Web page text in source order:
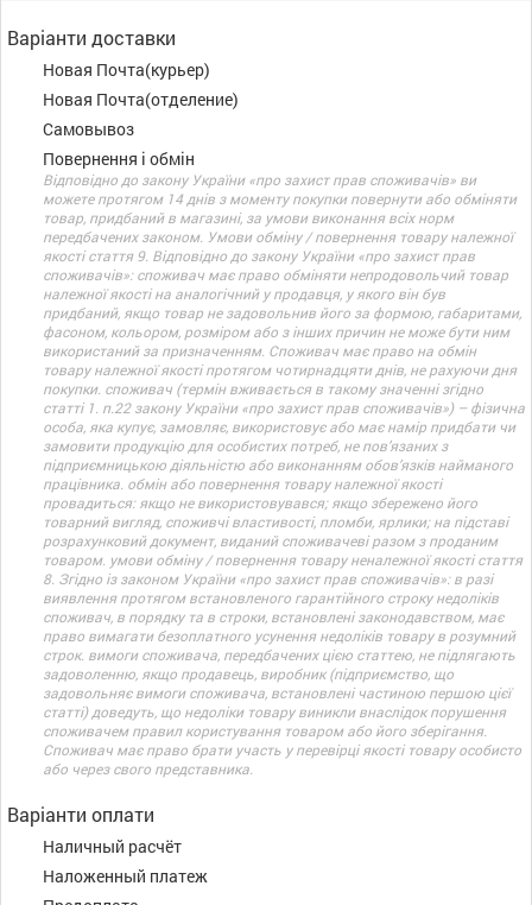
Варіанти доставки
Новая Почта(курьер)
Новая Почта(отделение)
Самовывоз
Повернення і обмін
Відповідно до закону України «про захист прав споживачів» ви
можете протягом 14 днів з моменту покупки повернути або обміняти
товар, придбаний в магазині, за умови виконання всіх норм
передбачених законом. Умови обміну / повернення товару належної
якості стаття 9. Відповідно до закону України «про захист прав
споживачів»: споживач має право обміняти непродовольчий товар
належної якості на аналогічний у продавця, у якого він був
придбаний, якщо товар не задовольнив його за формою, габаритами,
фасоном, кольором, розміром або з інших причин не може бути ним
використаний за призначенням. Споживач має право на обмін
товару належної якості протягом чотирнадцяти днів, не рахуючи дня
покупки. споживач (термін вживається в такому значенні згідно
статті 1. п.22 закону України «про захист прав споживачів») – фізична
особа, яка купує, замовляє, використовує або має намір придбати чи
замовити продукцію для особистих потреб, не пов’язаних з
підприємницькою діяльністю або виконанням обов’язків найманого
працівника. обмін або повернення товару належної якості
провадиться: якщо не використовувався; якщо збережено його
товарний вигляд, споживчі властивості, пломби, ярлики; на підставі
розрахунковий документ, виданий споживачеві разом з проданим
товаром. умови обміну / повернення товару неналежної якості стаття
8. Згідно із законом України «про захист прав споживачів»: в разі
виявлення протягом встановленого гарантійного строку недоліків
споживач, в порядку та в строки, встановлені законодавством, має
право вимагати безоплатного усунення недоліків товару в розумний
строк. вимоги споживача, передбачених цією статтею, не підлягають
задоволенню, якщо продавець, виробник (підприємство, що
задовольняє вимоги споживача, встановлені частиною першою цієї
статті) доведуть, що недоліки товару виникли внаслідок порушення
споживачем правил користування товаром або його зберігання.
Споживач має право брати участь у перевірці якості товару особисто
або через свого представника.
Варіанти оплати
Наличный расчёт
Наложенный платеж